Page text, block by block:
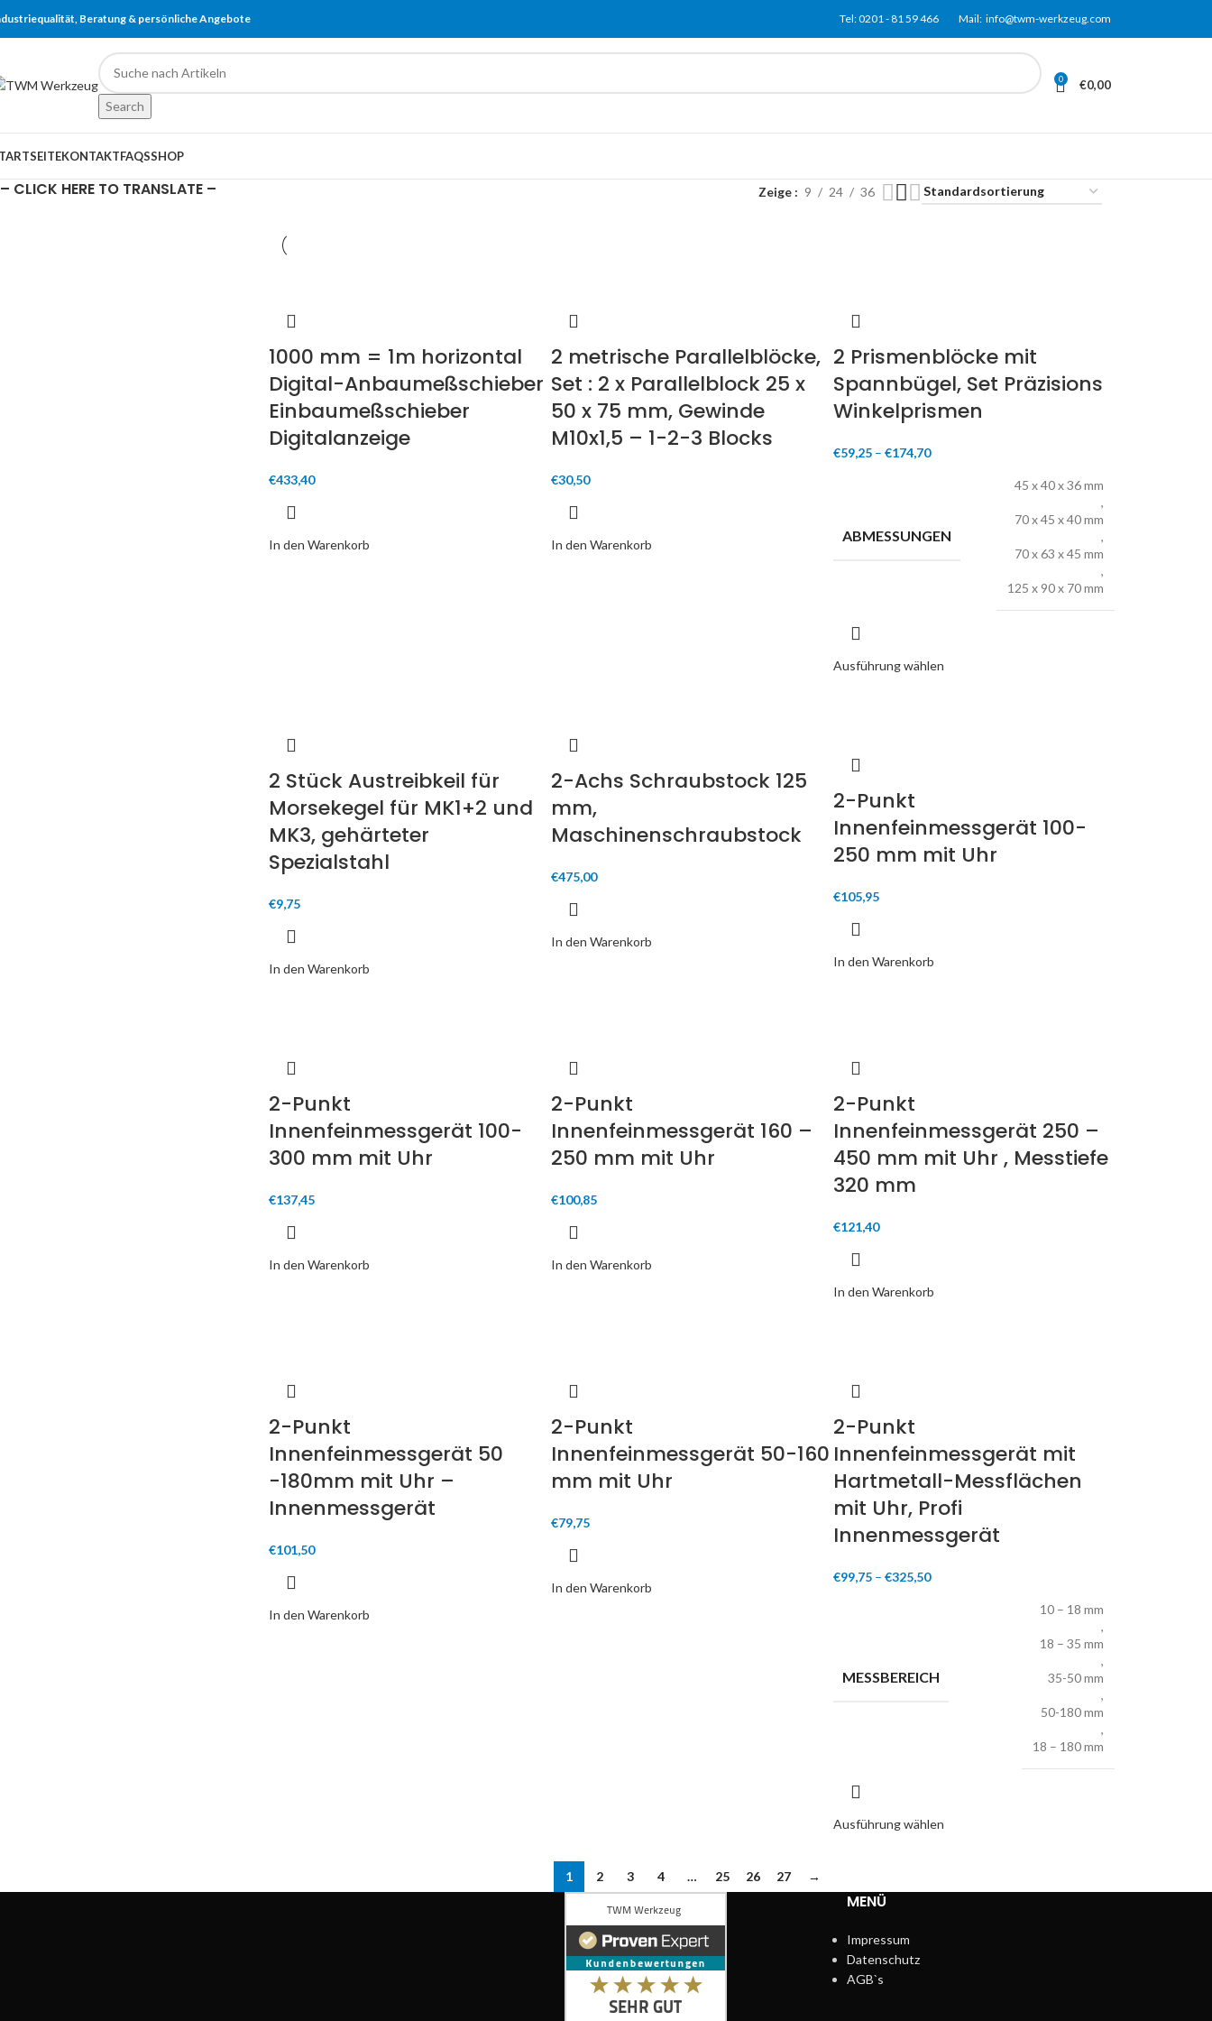
Beratung & persönliche Angebote Tel: 0201 - 8159466 Mail: info@twm-werkzeug.com
Search
0 €0,00
KONTAKTFAQSSHOP
– CLICK HERE TO TRANSLATE – Zeige 9 24 36
1000 mm = 1m horizontal
Digital-Anbaumeßschieber
Einbaumeßschieber
Digitalanzeige
€433,40
In den Warenkorb
2 metrische Parallelblöcke,
Set : 2 x Parallelblock 25 x
50 x 75 mm, Gewinde
M10x1,5 – 1-2-3 Blocks
€30,50
In den Warenkorb
2 Prismenblöcke mit
Spannbügel, Set Präzisions
Winkelprismen
€59,25– €174,70
ABMESSUNGEN
45 x 40 x 36 mm
,
70 x 45 x 40 mm
,
70 x 63 x 45 mm
,
125 x 90 x 70 mm
Ausführung wählen
2 Stück Austreibkeil für
Morsekegel für MK1+2 und
MK3, gehärteter
Spezialstahl
€9,75
In den Warenkorb
2-Achs Schraubstock 125
mm,
Maschinenschraubstock
€475,00
In den Warenkorb
2-Punkt
Innenfeinmessgerät 100-
250 mm mit Uhr
€105,95
In den Warenkorb
2-Punkt
Innenfeinmessgerät 100-
300 mm mit Uhr
€137,45
In den Warenkorb
2-Punkt
Innenfeinmessgerät 160 –
250 mm mit Uhr
€100,85
In den Warenkorb
2-Punkt
Innenfeinmessgerät 250 –
450 mm mit Uhr , Messtiefe
320 mm
€121,40
In den Warenkorb
2-Punkt
Innenfeinmessgerät 50
-180mm mit Uhr –
Innenmessgerät
€101,50
In den Warenkorb
2-Punkt
Innenfeinmessgerät 50-160
mm mit Uhr
€79,75
In den Warenkorb
2-Punkt
Innenfeinmessgerät mit
Hartmetall-Messflächen
mit Uhr, Profi
Innenmessgerät
€99,75– €325,50
MESSBEREICH
10 – 18 mm
,
18 – 35 mm
,
35-50 mm
,
50-180 mm
,
18 – 180 mm
Ausführung wählen
1 2 3 4 … 25 26 27 →
MENÜ
Impressum
Datenschutz
AGB`s